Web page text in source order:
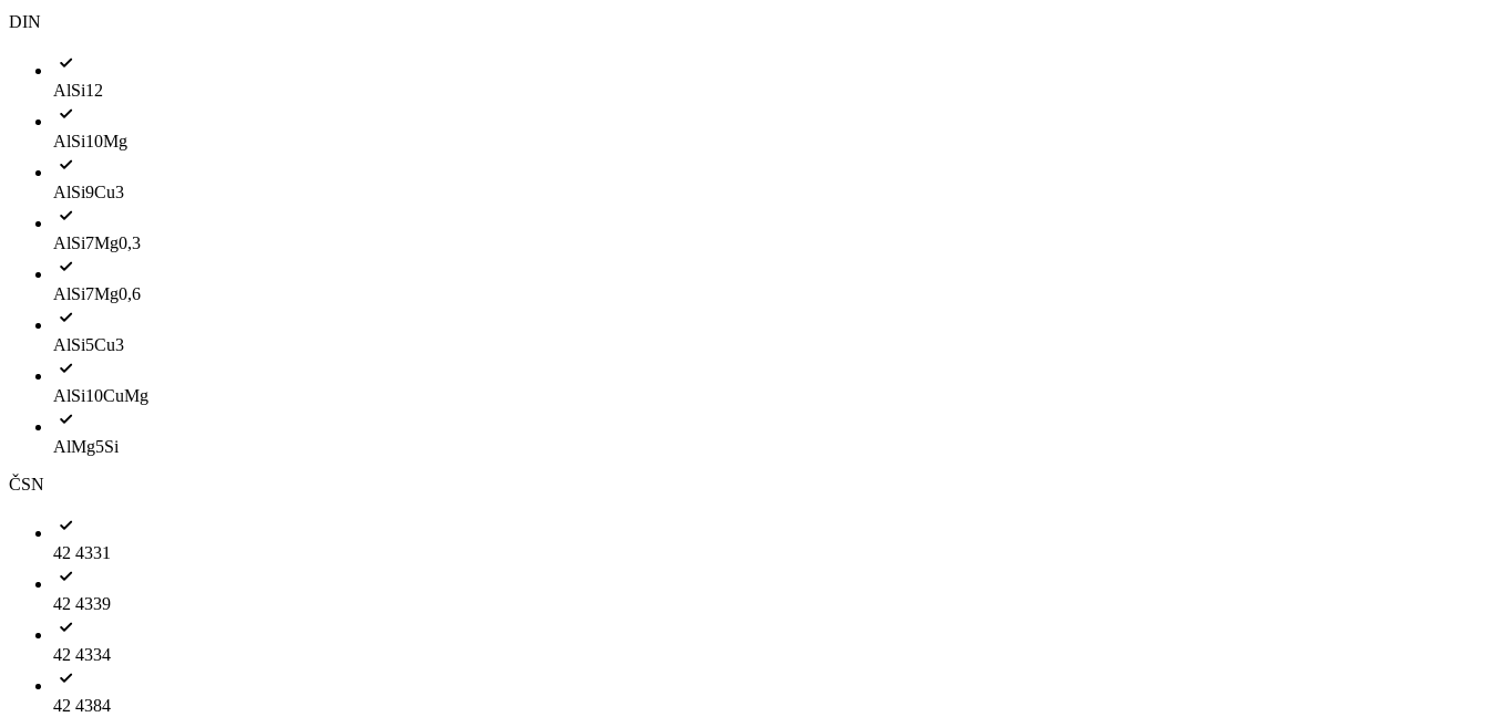
DIN
AlSi12
AlSi10Mg
AlSi9Cu3
AlSi7Mg0,3
AlSi7Mg0,6
AlSi5Cu3
AlSi10CuMg
AlMg5Si
ČSN
42 4331
42 4339
42 4334
42 4384